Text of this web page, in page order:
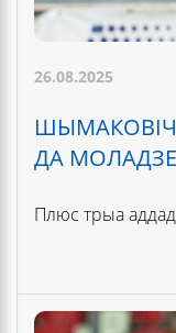
26.08.2025
ДА
Плюс трыа